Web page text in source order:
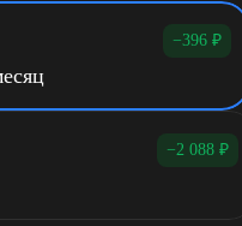
−396 ₽
−2 088 ₽